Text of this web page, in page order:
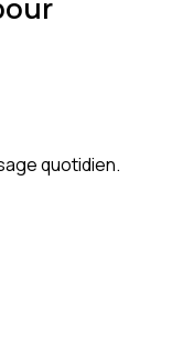
quotidien.